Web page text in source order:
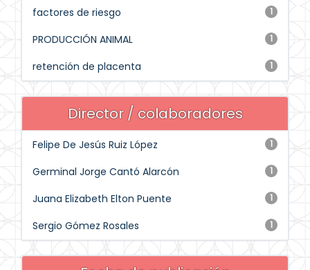
1
factores de riesgo
1
PRODUCCIÓN ANIMAL
1
retención de placenta
Director / colaboradores
1
Felipe De Jesús Ruiz López
1
Germinal Jorge Cantó Alarcón
1
Juana Elizabeth Elton Puente
1
Sergio Gómez Rosales